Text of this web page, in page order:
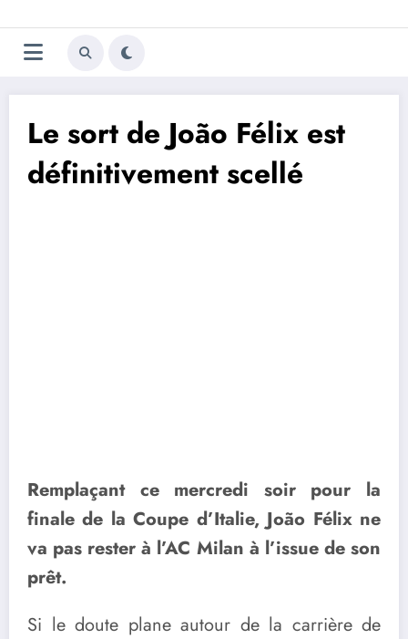
au
contenu
Trivela
L'actualité du football
Le sort de João Félix est
définitivement scellé
Remplaçant ce mercredi soir pour la
finale de la Coupe d’Italie, João Félix ne
va pas rester à l’AC Milan à l’issue de son
prêt.
Si le doute plane autour de la carrière de